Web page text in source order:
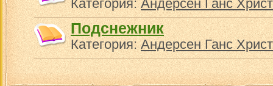
Категория:Андерсен Ганс
Подснежник
Категория:Андерсен Ганс